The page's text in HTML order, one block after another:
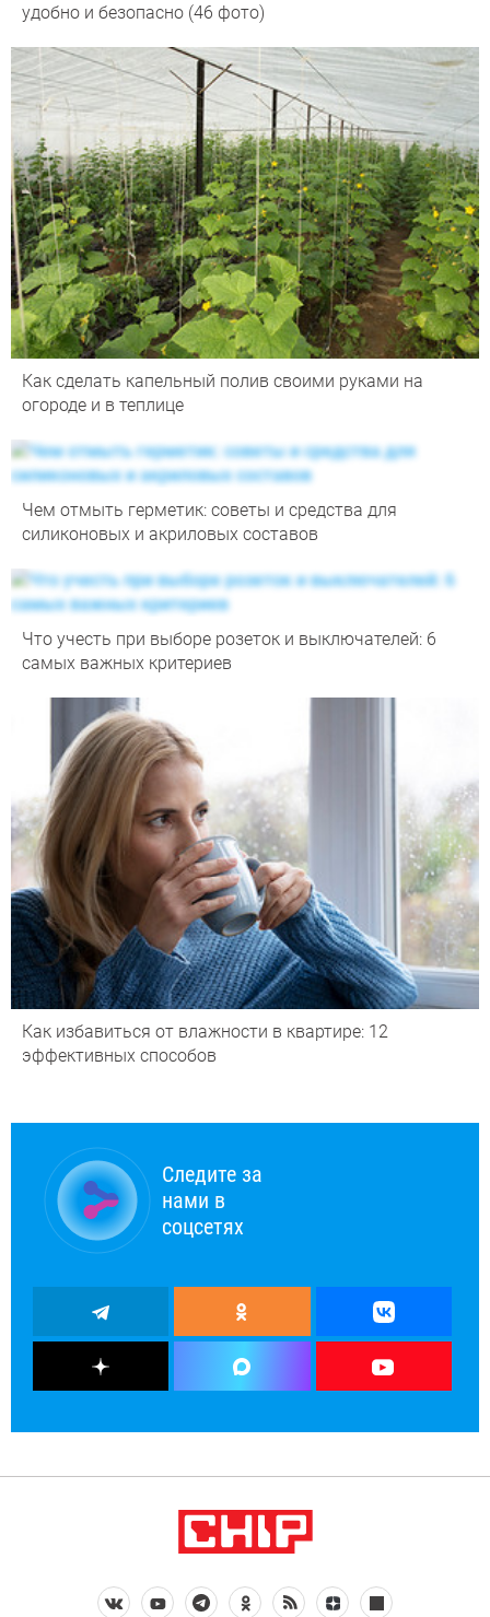
удобно и безопасно (46 фото)
Как сделать капельный полив своими руками на
огороде и в теплице
Чем отмыть герметик: советы и средства для
силиконовых и акриловых составов
Что учесть при выборе розеток и выключателей: 6
самых важных критериев
Как избавиться от влажности в квартире: 12
эффективных способов
Следите за
нами в
соцсетях